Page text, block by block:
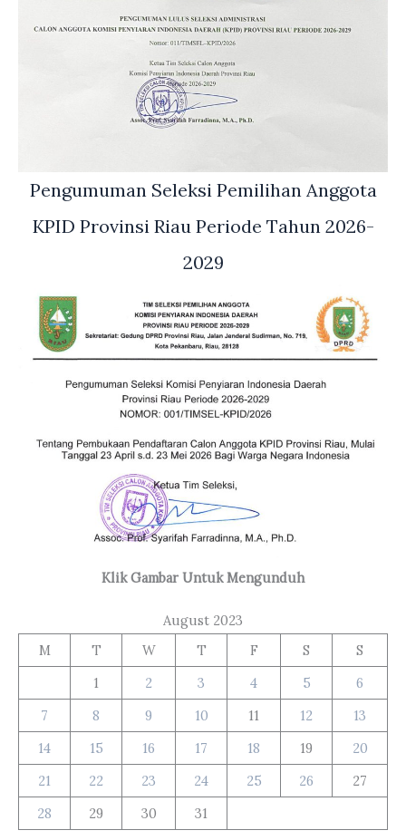
Pengumuman Seleksi Pemilihan Anggota
KPID Provinsi Riau Periode Tahun 2026-
2029
Klik Gambar Untuk Mengunduh
August 2023
M
T W T F S
S
1
2 3 4 5
6
7
8 9 10 11 12
13
14
15 16 17 18 19
20
21
22 23 24 25 26
27
28
29 30 31